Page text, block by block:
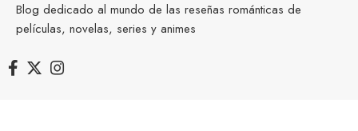
Blog dedicado al mundo de las reseñas románticas de
películas, novelas, series y animes